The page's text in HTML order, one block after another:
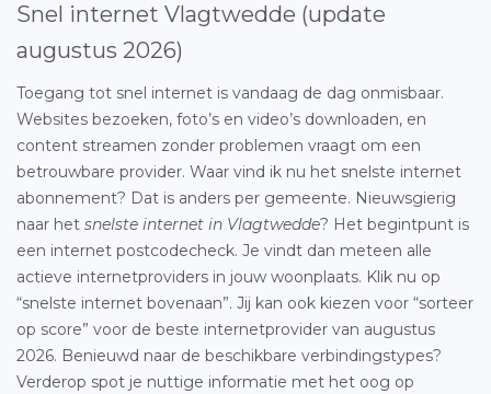
Snel internet Vlagtwedde (update
augustus 2026)
Toegang tot snel internet is vandaag de dag onmisbaar.
Websites bezoeken, foto’s en video’s downloaden, en
content streamen zonder problemen vraagt om een
betrouwbare provider. Waar vind ik nu het snelste internet
abonnement? Dat is anders per gemeente. Nieuwsgierig
naar het snelste internet in Vlagtwedde? Het begintpunt is
een internet postcodecheck. Je vindt dan meteen alle
actieve internetproviders in jouw woonplaats. Klik nu op
“snelste internet bovenaan”. Jij kan ook kiezen voor “sorteer
op score” voor de beste internetprovider van augustus
2026. Benieuwd naar de beschikbare verbindingstypes?
Verderop spot je nuttige informatie met het oog op